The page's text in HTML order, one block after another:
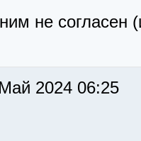
не согласен
2024 06:25